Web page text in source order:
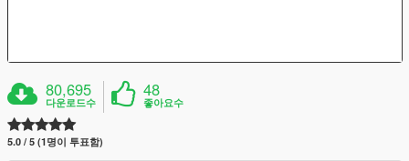
80,695
다운로드수
48
좋아요수
5.0 / 5 (1명이 투표함)